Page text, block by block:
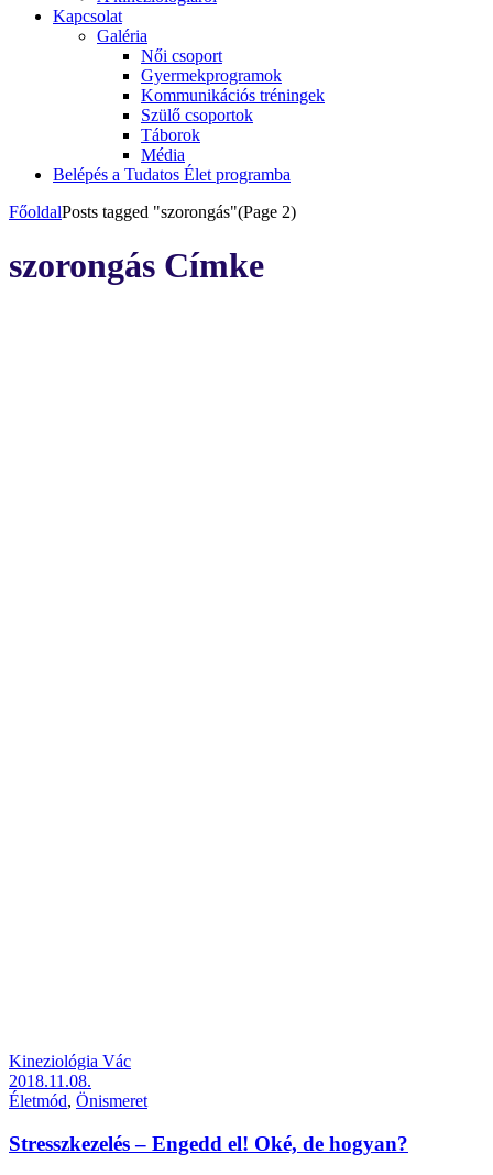
Kapcsolat
Galéria
Női csoport
Gyermekprogramok
Kommunikációs tréningek
Szülő csoportok
Táborok
Média
Belépés a Tudatos Élet programba
FőoldalPosts tagged "szorongás"(Page 2)
szorongás Címke
Kineziológia Vác
2018.11.08.
Életmód, Önismeret
Stresszkezelés – Engedd el! Oké, de hogyan?